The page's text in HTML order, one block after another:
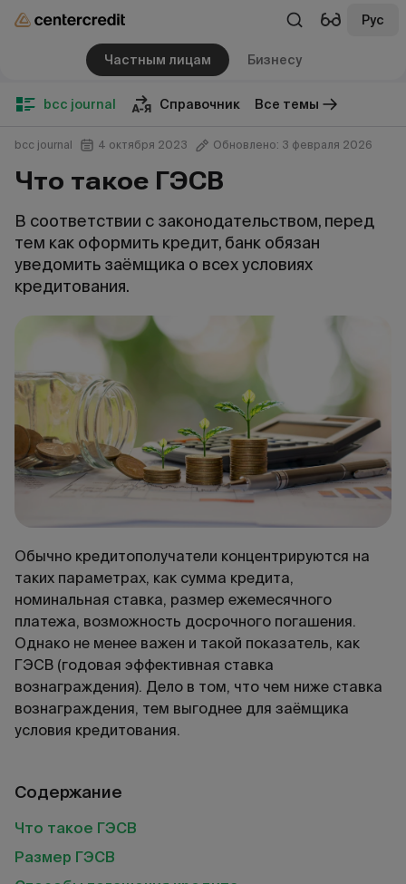
Рус
Частным лицам Бизнесу
bcc journal Справочник Все темы
bcc journal 4 октября 2023 Обновлено: 3 февраля 2026
Что такое ГЭСВ
В соответствии с законодательством, перед
тем как оформить кредит, банк обязан
уведомить заёмщика о всех условиях
кредитования.
Обычно кредитополучатели концентрируются на
таких параметрах, как сумма кредита,
номинальная ставка, размер ежемесячного
платежа, возможность досрочного погашения.
Однако не менее важен и такой показатель, как
ГЭСВ (годовая эффективная ставка
вознаграждения). Дело в том, что чем ниже ставка
вознаграждения, тем выгоднее для заёмщика
условия кредитования.
Содержание
Что такое ГЭСВ
Размер ГЭСВ